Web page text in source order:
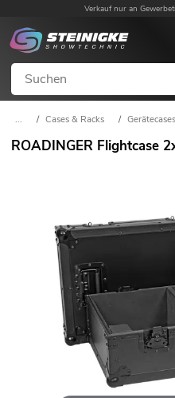
Verkauf nur an
... / Cases & Racks / Gerätecases
ROADINGER Flightcase